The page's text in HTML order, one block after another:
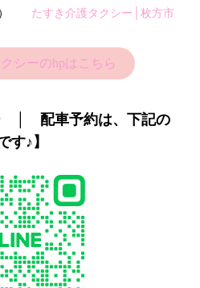
） たすき介護タクシー│枚方市
シーのhpはこちら
│ 配車予約は、下記の
す♪】